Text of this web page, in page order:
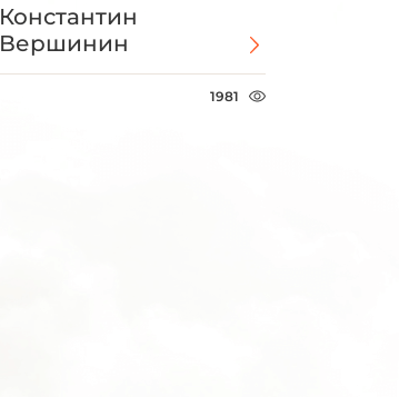
Константин
Вершинин
1981